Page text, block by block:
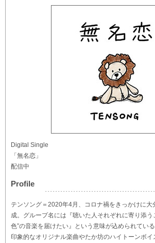
Digital Single
「無名恋」
配信中
Profile
テンソング＝2020年4月、コロナ禍をきっかけに大
成。グループ名には『聴いた人それぞれに寄り添う
色”の音楽を届けたい』という意味が込められてい
印象的なオリジナル楽曲やたか坊のハイトーンボ